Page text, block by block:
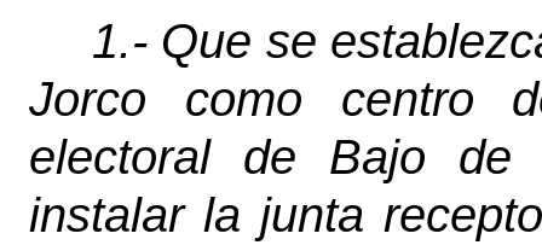
1.- Que se
Jorco como centro
electoral de Bajo de
instalar la junta